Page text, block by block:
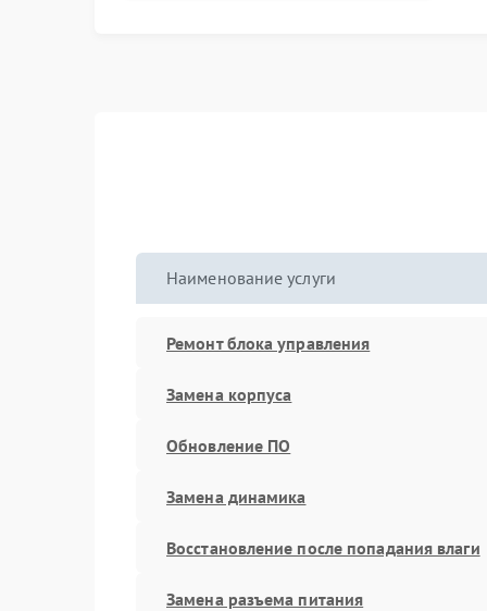
Наименование услуги
Ремонт блока управления
Замена корпуса
Обновление ПО
Замена динамика
Восстановление после попадания влаги
Замена разъема питания